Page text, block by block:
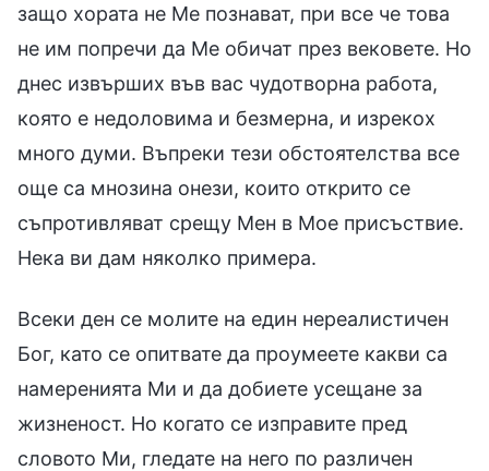
защо хората не Ме познават, при все че това
не им попречи да Ме обичат през вековете. Но
днес извърших във вас чудотворна работа,
която е недоловима и безмерна, и изрекох
много думи. Въпреки тези обстоятелства все
още са мнозина онези, които открито се
съпротивляват срещу Мен в Мое присъствие.
Нека ви дам няколко примера.
Всеки ден се молите на един нереалистичен
Бог, като се опитвате да проумеете какви са
намеренията Ми и да добиете усещане за
жизненост. Но когато се изправите пред
словото Ми, гледате на него по различен